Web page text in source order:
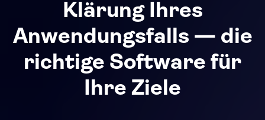
Klärung Ihres
Anwendungsfalls — die
richtige Software für
Ihre Ziele